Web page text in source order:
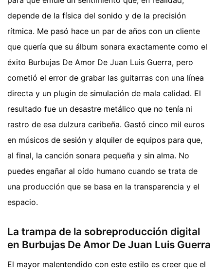
depende de la física del sonido y de la precisión
rítmica. Me pasó hace un par de años con un cliente
que quería que su álbum sonara exactamente como el
éxito Burbujas De Amor De Juan Luis Guerra, pero
cometió el error de grabar las guitarras con una línea
directa y un plugin de simulación de mala calidad. El
resultado fue un desastre metálico que no tenía ni
rastro de esa dulzura caribeña. Gastó cinco mil euros
en músicos de sesión y alquiler de equipos para que,
al final, la canción sonara pequeña y sin alma. No
puedes engañar al oído humano cuando se trata de
una producción que se basa en la transparencia y el
espacio.
La trampa de la sobreproducción digital
en Burbujas De Amor De Juan Luis Guerra
El mayor malentendido con este estilo es creer que el